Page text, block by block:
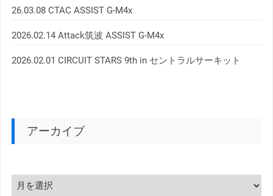
26.03.08 CTAC ASSIST G-M4x
2026.02.14 Attack筑波 ASSIST G-M4x
2026.02.01 CIRCUIT STARS 9th in セントラルサーキット
アーカイブ